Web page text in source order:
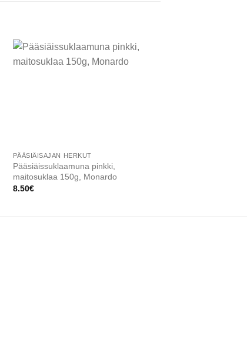
PÄÄSIÄISAJAN HERKUT
Pääsiäissuklaamuna pinkki,
maitosuklaa 150g, Monardo
8.50€